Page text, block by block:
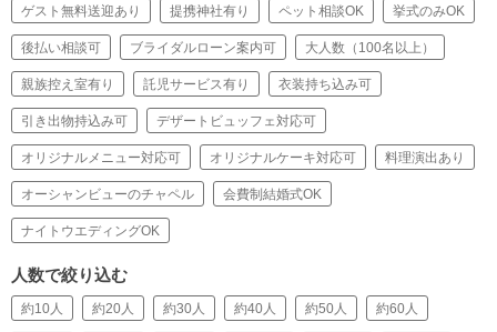
ゲスト無料送迎あり 提携神社有り ペット相談OK 挙式のみOK
後払い相談可 ブライダルローン案内可 大人数（100名以上）
親族控え室有り 託児サービス有り 衣装持ち込み可
引き出物持込み可 デザートビュッフェ対応可
オリジナルメニュー対応可 オリジナルケーキ対応可 料理演出あり
オーシャンビューのチャペル 会費制結婚式OK
ナイトウエディングOK
人数で絞り込む
約10人 約20人 約30人 約40人 約50人 約60人